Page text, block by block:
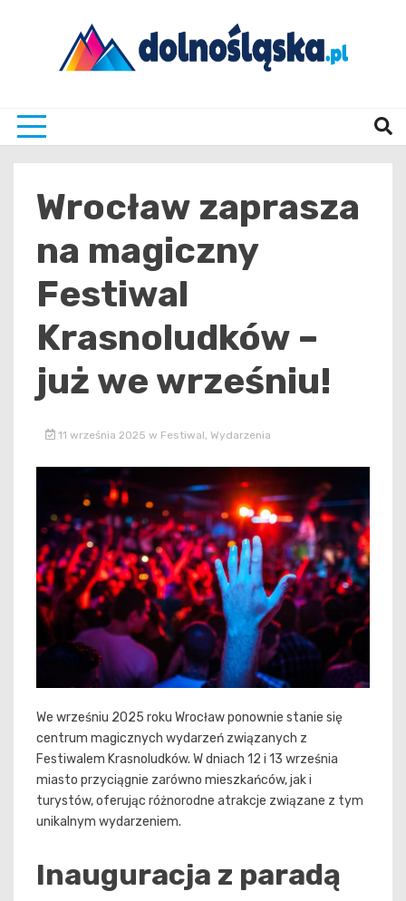
Wrocław zaprasza
na magiczny
Festiwal
Krasnoludków –
już we wrześniu!
11 września 2025 w Festiwal Wydarzenia
We wrześniu 2025 roku Wrocław ponownie stanie się
centrum magicznych wydarzeń związanych z
Festiwalem Krasnoludków. W dniach 12 i 13 września
miasto przyciągnie zarówno mieszkańców, jak i
turystów, oferując różnorodne atrakcje związane z tym
unikalnym wydarzeniem.
Inauguracja z paradą